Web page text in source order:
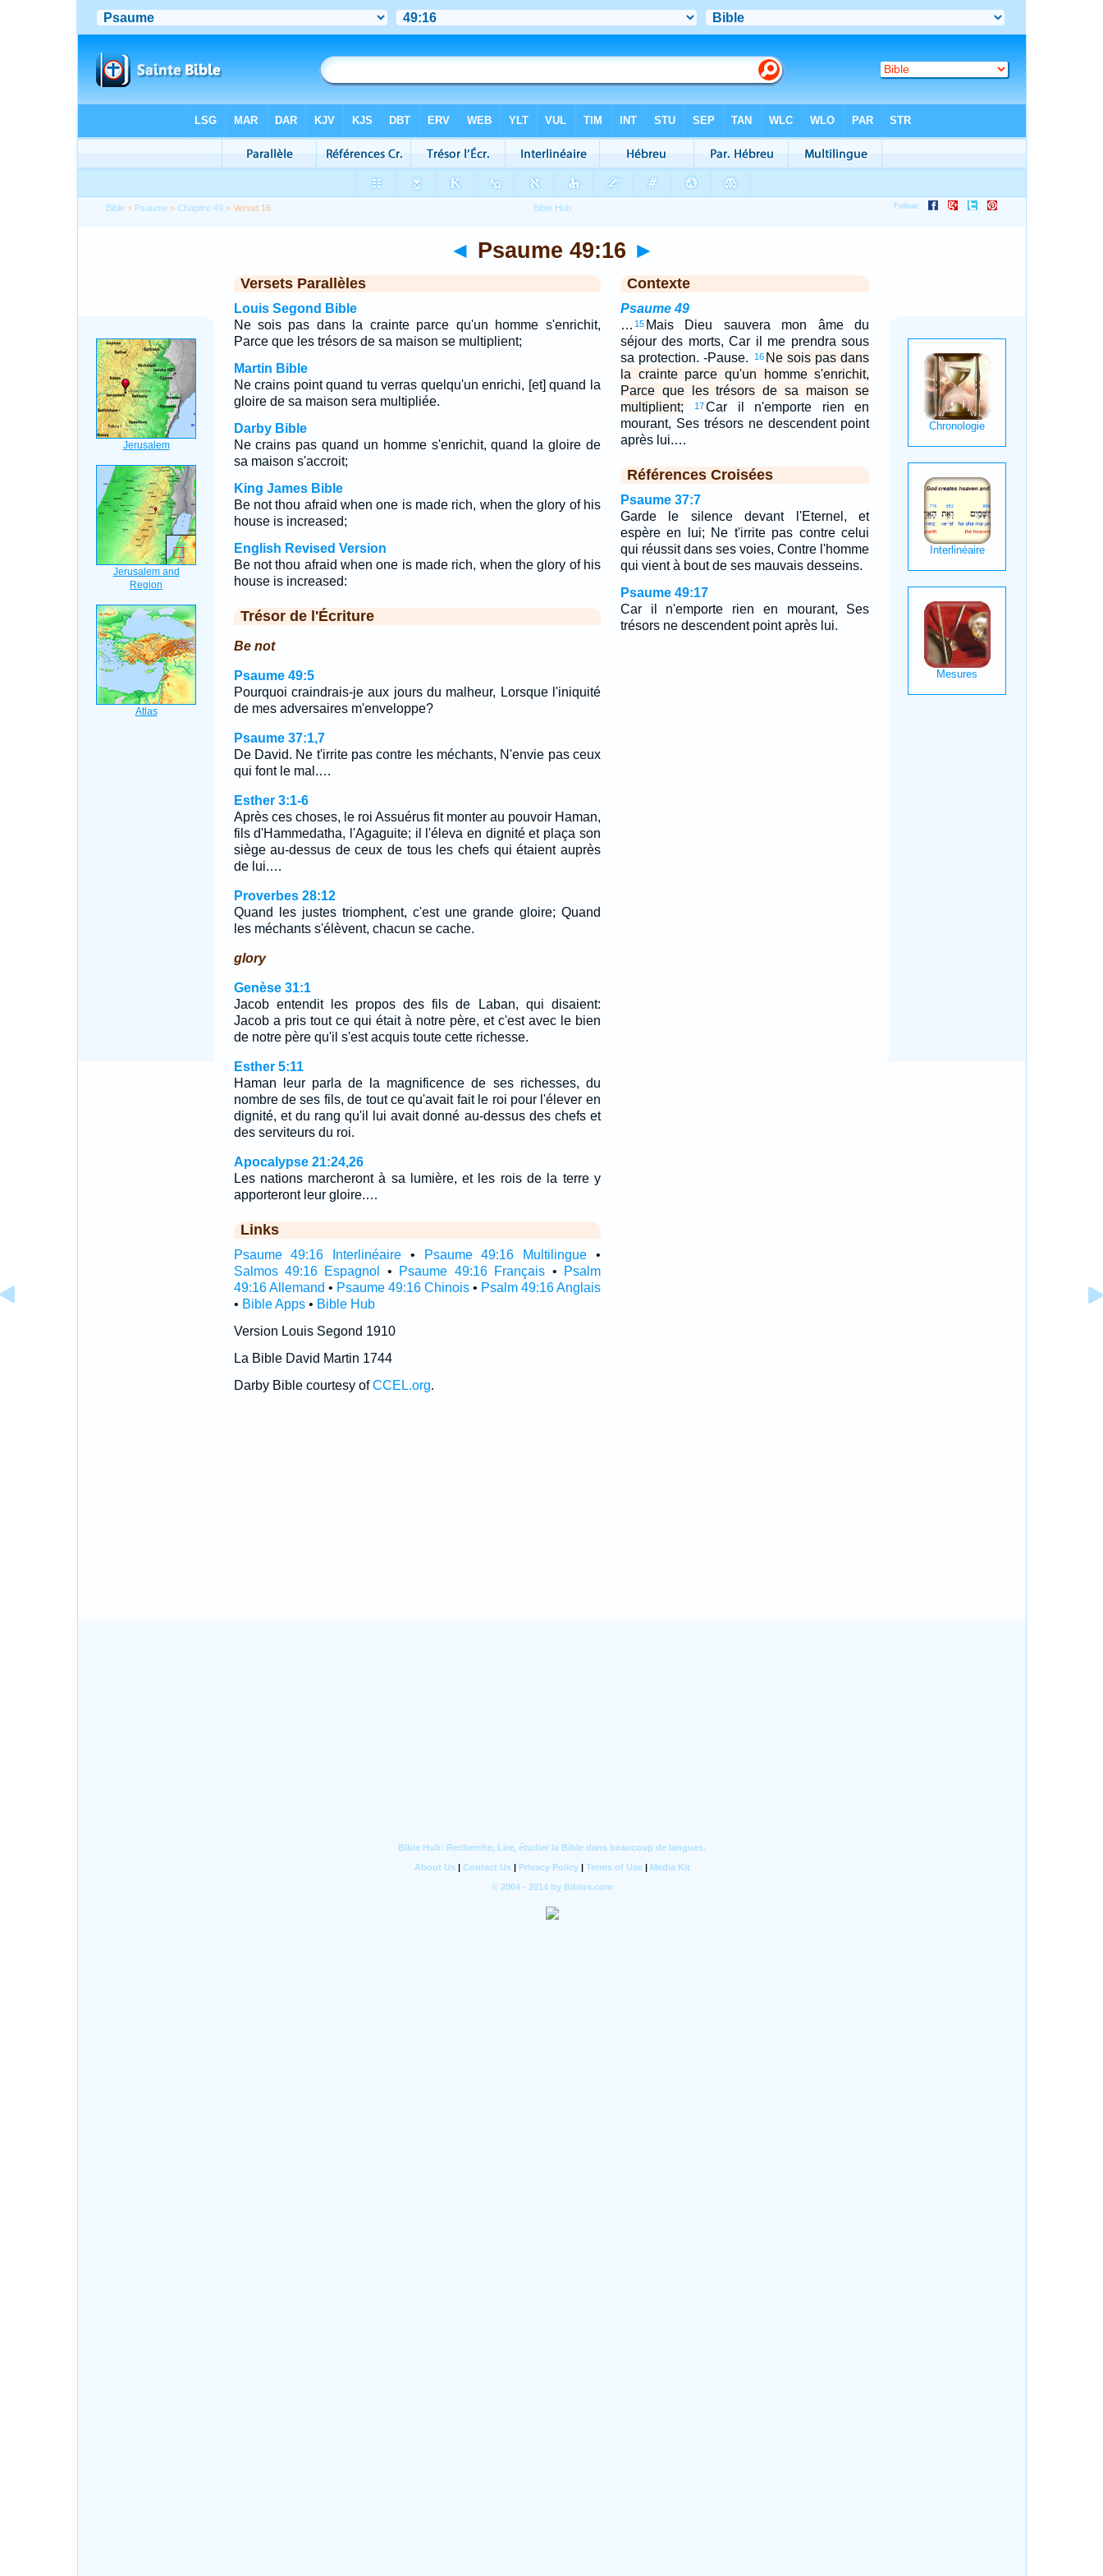
Bible > Psaume >Chapitre 49 > Verset 16
◄ Psaume 49:16 ►
Versets Parallèles
Louis Segond Bible
Ne sois pas dans la crainte parce qu'un homme s'enrichit,
Parce que les trésors de sa maison se multiplient;
Martin Bible
Ne crains point quand tu verras quelqu'un enrichi, [et] quand la
gloire de sa maison sera multipliée.
Darby Bible
Ne crains pas quand un homme s'enrichit, quand la gloire de
sa maison s'accroit;
King James Bible
Be not thou afraid when one is made rich, when the glory of his
house is increased;
English Revised Version
Be not thou afraid when one is made rich, when the glory of his
house is increased:
Trésor de l'Écriture
Be not
Psaume 49:5
Pourquoi craindrais-je aux jours du malheur, Lorsque l'iniquité
de mes adversaires m'enveloppe?
Psaume 37:1,7
De David. Ne t'irrite pas contre les méchants, N'envie pas ceux
qui font le mal.…
Esther 3:1-6
Après ces choses, le roi Assuérus fit monter au pouvoir Haman,
fils d'Hammedatha, l'Agaguite; il l'éleva en dignité et plaça son
siège au-dessus de ceux de tous les chefs qui étaient auprès
de lui.…
Proverbes 28:12
Quand les justes triomphent, c'est une grande gloire; Quand
les méchants s'élèvent, chacun se cache.
glory
Genèse 31:1
Jacob entendit les propos des fils de Laban, qui disaient:
Jacob a pris tout ce qui était à notre père, et c'est avec le bien
de notre père qu'il s'est acquis toute cette richesse.
Esther 5:11
Haman leur parla de la magnificence de ses richesses, du
nombre de ses fils, de tout ce qu'avait fait le roi pour l'élever en
dignité, et du rang qu'il lui avait donné au-dessus des chefs et
des serviteurs du roi.
Apocalypse 21:24,26
Les nations marcheront à sa lumière, et les rois de la terre y
apporteront leur gloire.…
Links
Psaume 49:16 Interlinéaire • Psaume 49:16 Multilingue •
Salmos 49:16 Espagnol
• Psaume 49:16 Français •
Psalm
49:16 Allemand • Psaume 49:16 Chinois• Psalm 49:16 Anglais
• Bible Apps• Bible Hub
Version Louis Segond 1910
La Bible David Martin 1744
Darby Bible courtesy ofCCEL.org.
Contexte
Psaume 49
… 15 Mais Dieu sauvera mon âme du
séjour des morts, Car il me prendra sous
sa protection. -Pause.
16 Ne sois pas dans
la crainte parce qu'un homme s'enrichit,
Parce que les trésors de sa maison se
multiplient;
17 Car il n'emporte rien en
mourant, Ses trésors ne descendent point
après lui.…
Références Croisées
Psaume 37:7
Garde le silence devant l'Eternel, et
espère en lui; Ne t'irrite pas contre celui
qui réussit dans ses voies, Contre l'homme
qui vient à bout de ses mauvais desseins.
Psaume 49:17
Car il n'emporte rien en mourant, Ses
trésors ne descendent point après lui.